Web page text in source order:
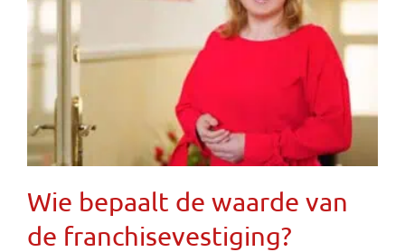
Wie bepaalt de waarde van
de franchisevestiging?